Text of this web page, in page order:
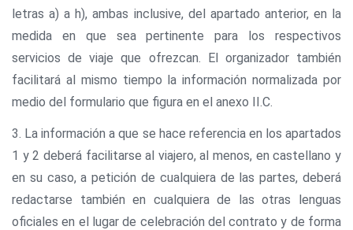
letras a) a h), ambas inclusive, del apartado anterior, en la
medida en que sea pertinente para los respectivos
servicios de viaje que ofrezcan. El organizador también
facilitará al mismo tiempo la información normalizada por
medio del formulario que figura en el anexo II.C.
3. La información a que se hace referencia en los apartados
1 y 2 deberá facilitarse al viajero, al menos, en castellano y
en su caso, a petición de cualquiera de las partes, deberá
redactarse también en cualquiera de las otras lenguas
oficiales en el lugar de celebración del contrato y de forma